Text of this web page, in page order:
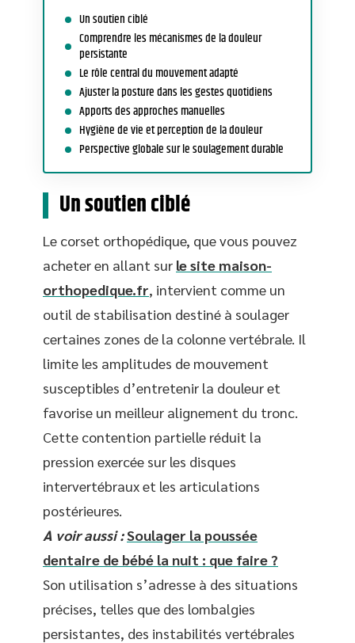
Un soutien ciblé
Comprendre les mécanismes de la douleur
persistante
Le rôle central du mouvement adapté
Ajuster la posture dans les gestes quotidiens
Apports des approches manuelles
Hygiène de vie et perception de la douleur
Perspective globale sur le soulagement durable
Un soutien ciblé
Le corset orthopédique, que vous pouvez
acheter en allant sur le site maison-
orthopedique.fr, intervient comme un
outil de stabilisation destiné à soulager
certaines zones de la colonne vertébrale. Il
limite les amplitudes de mouvement
susceptibles d’entretenir la douleur et
favorise un meilleur alignement du tronc.
Cette contention partielle réduit la
pression exercée sur les disques
intervertébraux et les articulations
postérieures.
A voir aussi : Soulager la poussée
dentaire de bébé la nuit : que faire ?
Son utilisation s’adresse à des situations
précises, telles que des lombalgies
persistantes, des instabilités vertébrales